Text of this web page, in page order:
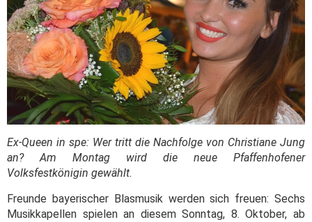
Ex-Queen in spe: Wer tritt die Nachfolge von Christiane Jung
an? Am Montag wird die neue Pfaffenhofener
Volksfestkönigin gewählt.
Freunde bayerischer Blasmusik werden sich freuen: Sechs
Musikkapellen spielen an diesem Sonntag, 8. Oktober, ab